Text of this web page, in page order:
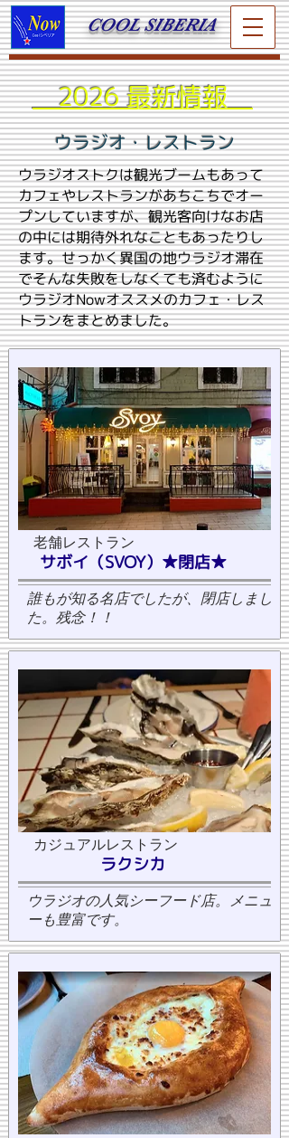
COOL SIBERIA
2026 最新情報
ウラジオ・レストラン
ウラジオストクは観光ブームもあって
カフェやレストランがあちこちでオー
プンしていますが、観光客向けなお店
の中には期待外れなこともあったりし
ます。せっかく異国の地ウラジオ滞在
でそんな失敗をしなくても済むように
ウラジオNowオススメのカフェ・レス
トランをまとめました。
老舗レストラン
サボイ（SVOY）★閉店★
誰もが知る名店でしたが、閉店しまし
た。残念！！
カジュアルレストラン
ラクシカ
ウラジオの人気シーフード店。メニュ
ーも豊富です。